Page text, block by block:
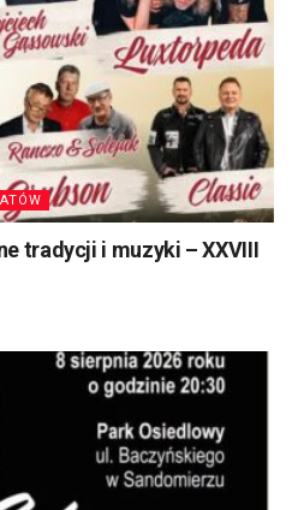
tradycji i muzyki – XXVIII